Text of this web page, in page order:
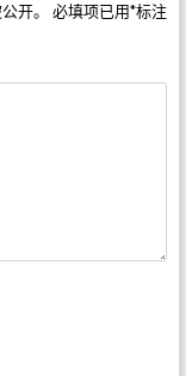
开。 必填项已用*标注